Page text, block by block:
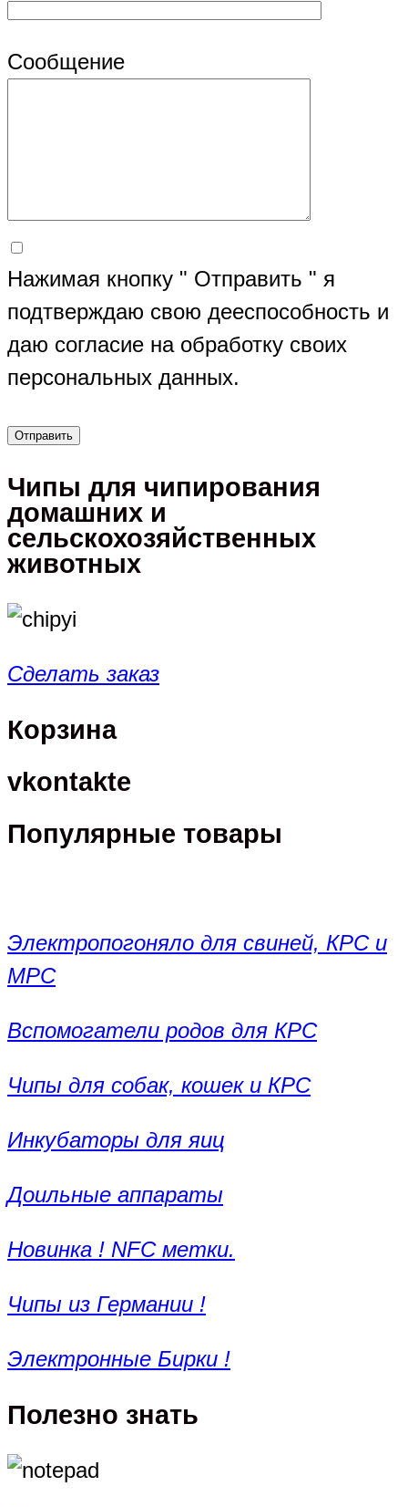
Сообщение
Нажимая кнопку " Отправить " я
подтверждаю свою дееспособность и
даю согласие на обработку своих
персональных данных.
Чипы для чипирования
домашних и
сельскохозяйственных
животных
Сделать заказ
Корзина
vkontakte
Популярные товары
Электропогоняло для свиней, КРС и
МРС
Вспомогатели родов для КРС
Чипы для собак, кошек и КРС
Инкубаторы для яиц
Доильные аппараты
Новинка ! NFC метки.
Чипы из Германии !
Электронные Бирки !
Полезно знать